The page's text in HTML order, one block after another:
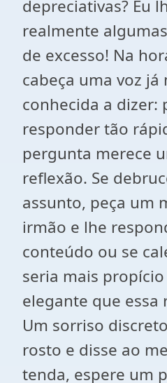
depreciativas? Eu
realmente
de excesso! Na
cabeça uma voz já
conhecida a dizer:
responder tão
pergunta merece
reflexão. Se
assunto, peça um
irmão e lhe
conteúdo ou se
seria mais
elegante que essa
Um sorriso
rosto e disse ao
tenda, espere um